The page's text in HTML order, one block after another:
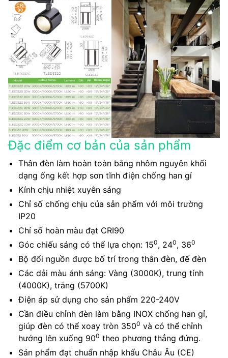
Đặc điểm cơ bản của sản phẩm
Thân đèn làm hoàn toàn bằng nhôm nguyên khối
dạng ống kết hợp sơn tĩnh điện chống han gỉ
Kính chịu nhiệt xuyên sáng
Chỉ số chống chịu của sản phẩm với môi trường
IP20
Chỉ số hoàn màu đạt CRI90
Góc chiếu sáng có thể lựa chọn: 150, 240, 360
Bộ đổi nguồn được bố trí trong thân đèn, đế đèn
Các dải màu ánh sáng: Vàng (3000K), trung tính
(4000K), trắng (5700K)
Điện áp sử dụng cho sản phẩm 220-240V
Cần điều chỉnh đèn làm bằng INOX chống han gỉ,
giúp đèn có thể xoay tròn 3500 và có thể chỉnh
hướng lên xuống 900 theo phương thẳng đứng.
Sản phẩm đạt chuẩn nhập khẩu Châu Âu (CE)